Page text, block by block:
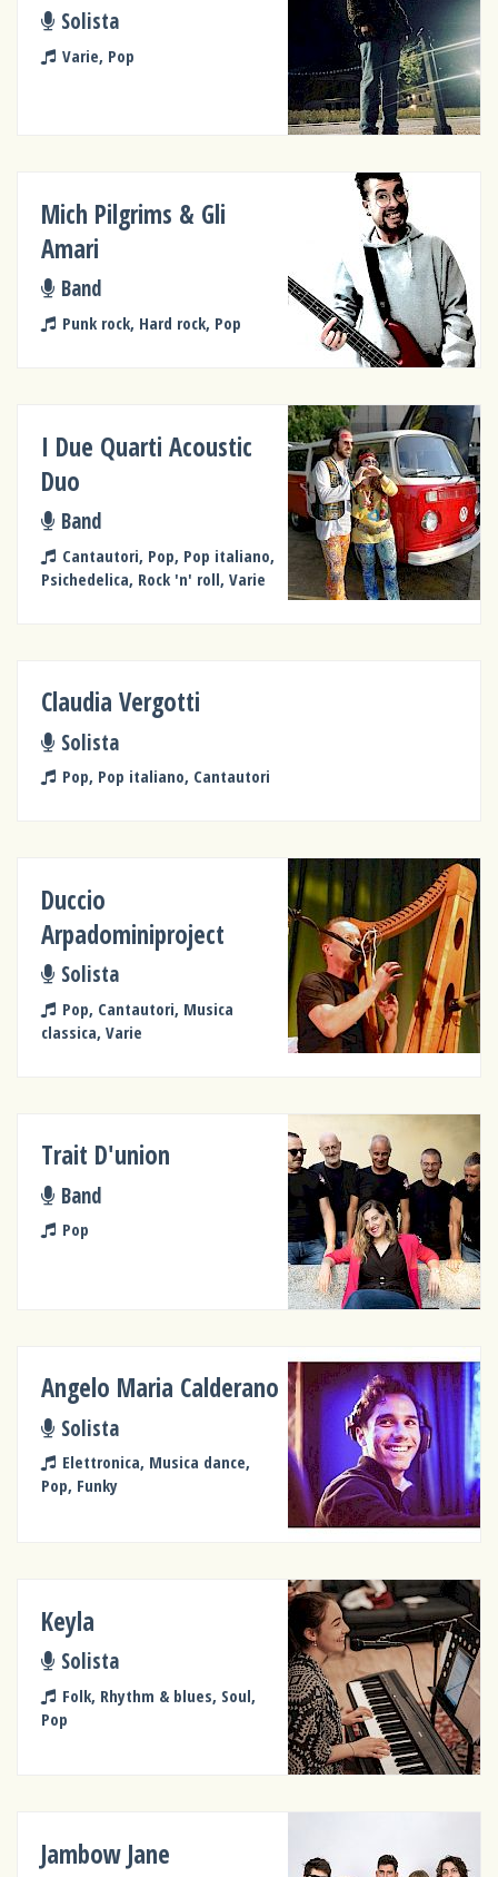
Solista
Varie, Pop
Mich Pilgrims & Gli
Amari
Band
Punk rock, Hard rock, Pop
I Due Quarti Acoustic
Duo
Band
Cantautori, Pop, Pop italiano,
Psichedelica, Rock 'n' roll, Varie
Claudia Vergotti
Solista
Pop, Pop italiano, Cantautori
Duccio
Arpadominiproject
Solista
Pop, Cantautori, Musica
classica, Varie
Trait D'union
Band
Pop
Angelo Maria Calderano
Solista
Elettronica, Musica dance,
Pop, Funky
Keyla
Solista
Folk, Rhythm & blues, Soul,
Pop
Jambow Jane